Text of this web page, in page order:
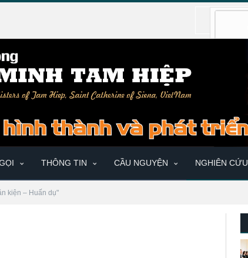
THÔNG TIN CẦU NGUYỆN NGHIÊN CỨU
kiện – Huấn dụ"